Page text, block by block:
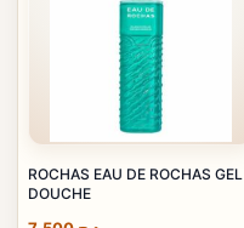
ROCHAS EAU DE ROCHAS GEL
DOUCHE